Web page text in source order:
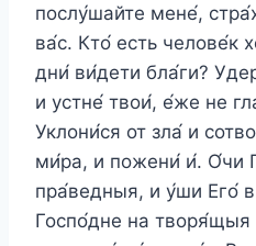
послу́шайте мене́,
ва́с. Кто́ есть челове́к
дни́ ви́дети бла́ги?
и устне́ твои́, е́же не
Уклони́ся от зла́ и
ми́ра, и пожени́ и́. О́чи
пра́ведныя, и у́ши Его́
Госпо́дне на творя́щыя